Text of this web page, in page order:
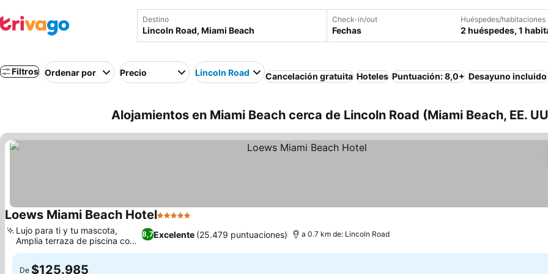
Destino Check-in/out
Fechas
Huéspedes/habitaciones
2 huéspedes, 1
Filtros Ordenar por Precio Lincoln Road Cancelación gratuita Hoteles Puntuación: 8,0+ Desayuno incluido
Alojamientos en Miami Beach cerca de Lincoln Road (Miami Beach, EE.
Loews Miami Beach Hotel5 Estrellas
8,7Excelente (25.479 puntuaciones)
Lujo para ti y tu mascota,
Amplia terraza de piscina con
juegos
a 0.7 km de: Lincoln Road
De $125.985